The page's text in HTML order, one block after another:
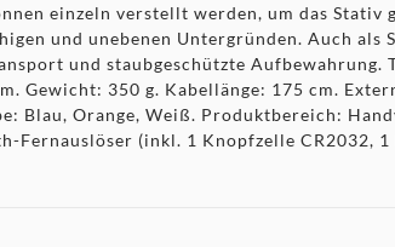
einzeln verstellt werden, um das
und unebenen Untergründen. Auch
und staubgeschützte Aufbewahrung.
350 g. Kabellänge: 175 cm.
Blau, Orange, Weiß. Produktbereich:
Fernauslöser (inkl. 1 Knopfzelle CR2032, 1